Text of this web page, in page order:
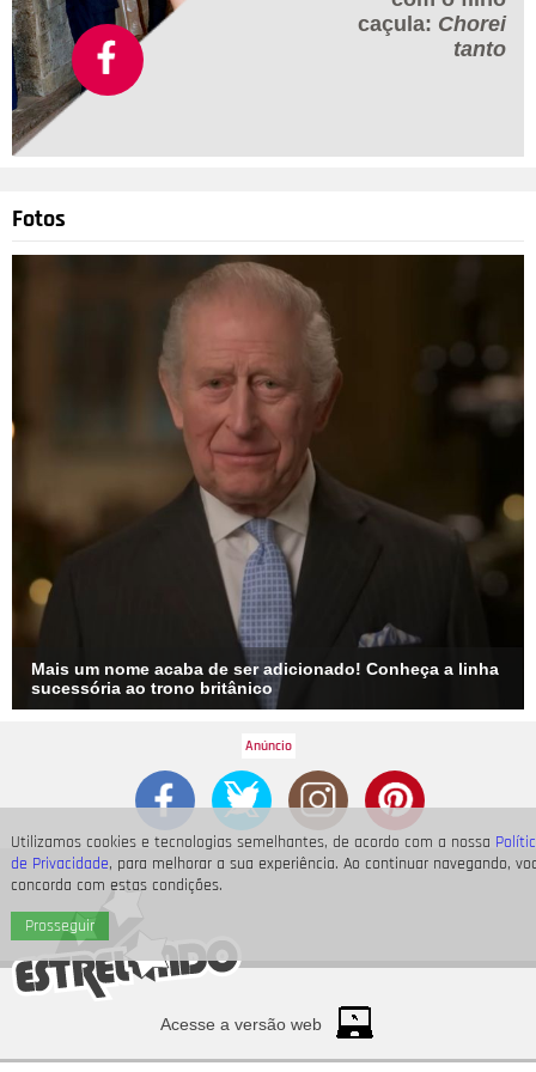
Utilizamos cookies e tecnologias semelhantes, de acordo com a nossa
de Privacidade, para melhorar a sua experiência. Ao continuar navegando,
concorda com estas condições.
Prosseguir
caçula: Chorei
tanto
Fotos
Mais um nome acaba de ser adicionado! Conheça a linha
sucessória ao trono britânico
Acesse a versão web